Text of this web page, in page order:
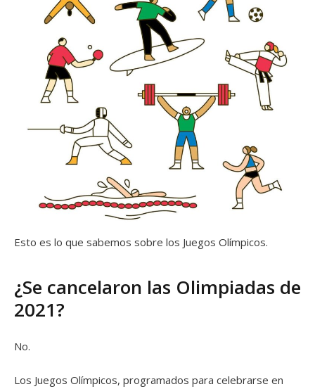
Esto es lo que sabemos sobre los Juegos Olímpicos.
¿Se cancelaron las Olimpiadas de
2021?
No.
Los Juegos Olímpicos, programados para celebrarse en